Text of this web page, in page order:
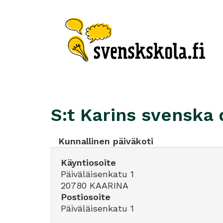
S:t Karins svenska
Kunnallinen päiväkoti
Käyntiosoite
Päiväläisenkatu 1
20780 KAARINA
Postiosoite
Päiväläisenkatu 1